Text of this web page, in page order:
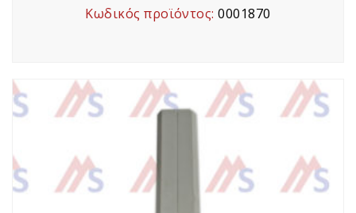
Κωδικός προϊόντος:0001870